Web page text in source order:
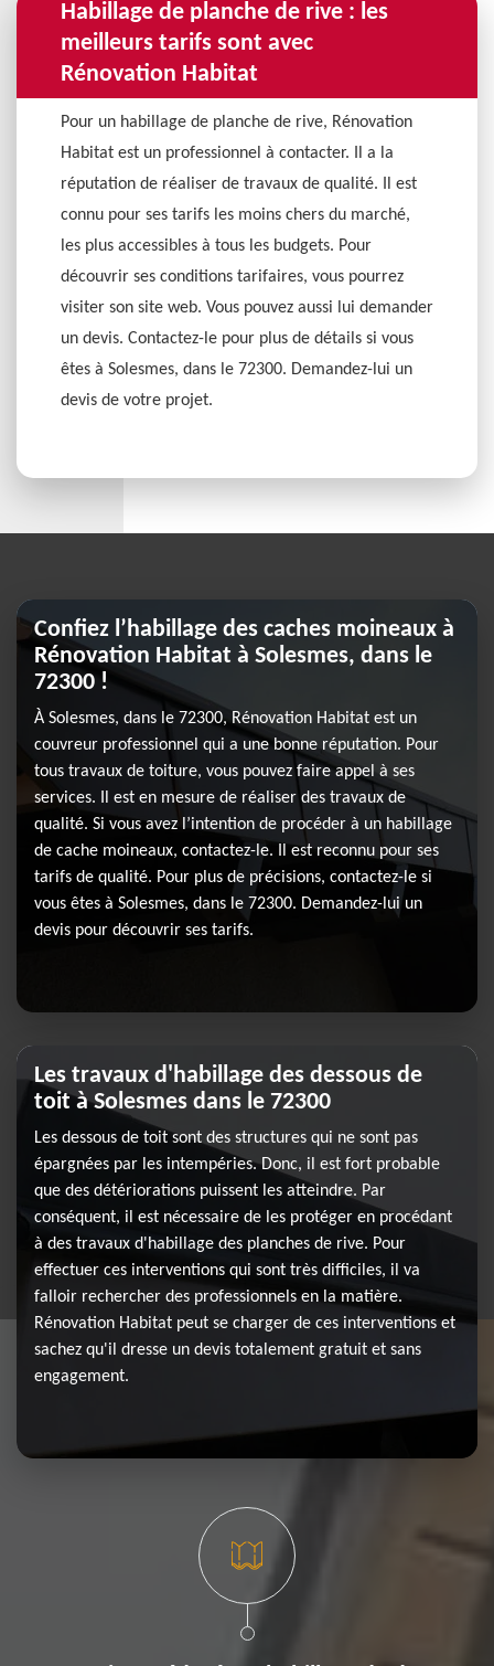
Habillage de planche de rive : les
meilleurs tarifs sont avec
Rénovation Habitat
Pour un habillage de planche de rive, Rénovation
Habitat est un professionnel à contacter. Il a la
réputation de réaliser de travaux de qualité. Il est
connu pour ses tarifs les moins chers du marché,
les plus accessibles à tous les budgets. Pour
découvrir ses conditions tarifaires, vous pourrez
visiter son site web. Vous pouvez aussi lui demander
un devis. Contactez-le pour plus de détails si vous
êtes à Solesmes, dans le 72300. Demandez-lui un
devis de votre projet.
Confiez l’habillage des caches moineaux à
Rénovation Habitat à Solesmes, dans le
72300 !
À Solesmes, dans le 72300, Rénovation Habitat est un
couvreur professionnel qui a une bonne réputation. Pour
tous travaux de toiture, vous pouvez faire appel à ses
services. Il est en mesure de réaliser des travaux de
qualité. Si vous avez l’intention de procéder à un habillage
de cache moineaux, contactez-le. Il est reconnu pour ses
tarifs de qualité. Pour plus de précisions, contactez-le si
vous êtes à Solesmes, dans le 72300. Demandez-lui un
devis pour découvrir ses tarifs.
Les travaux d'habillage des dessous de
toit à Solesmes dans le 72300
Les dessous de toit sont des structures qui ne sont pas
épargnées par les intempéries. Donc, il est fort probable
que des détériorations puissent les atteindre. Par
conséquent, il est nécessaire de les protéger en procédant
à des travaux d'habillage des planches de rive. Pour
effectuer ces interventions qui sont très difficiles, il va
falloir rechercher des professionnels en la matière.
Rénovation Habitat peut se charger de ces interventions et
sachez qu'il dresse un devis totalement gratuit et sans
engagement.